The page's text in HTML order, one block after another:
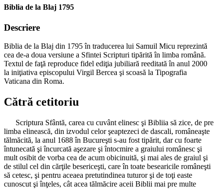
Biblia de la Blaj 1795
Descriere
Biblia de la Blaj din 1795 în traducerea lui Samuil Micu reprezintă
cea de-a doua versiune a Sfintei Scripturi tipărită în limba română.
Textul de faţă reproduce fidel ediţia jubiliară reeditată în anul 2000
la iniţiativa episcopului Virgil Bercea şi scoasă la Tipografia
Vaticana din Roma.
Cătră cetitoriu
Scriptura Sfântă, carea cu cuvânt elinesc şi Bibliia să zice, de pre
limba elinească, din izvodul celor şeaptezeci de dascali, româneaşte
tălmăcită, la anul 1688 în Bucureşti s-au fost tipărit, dar cu foarte
întunecată şi încurcată aşezare şi întocmire a graiului românesc şi
mult osibit de vorba cea de acum obicinuită, şi mai ales de graiul şi
de stilul cel din cărţile besericeşti, care în toate besearicile româneşti
să cetesc, şi pentru aceaea pretutindinea tuturor şi de toţi easte
cunoscut şi înţeles, cât acea tălmăcire aceii Biblii mai pre multe